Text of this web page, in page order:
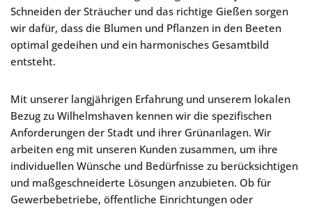
Schneiden der Sträucher und das richtige Gießen sorgen
wir dafür, dass die Blumen und Pflanzen in den Beeten
optimal gedeihen und ein harmonisches Gesamtbild
entsteht.
Mit unserer langjährigen Erfahrung und unserem lokalen
Bezug zu Wilhelmshaven kennen wir die spezifischen
Anforderungen der Stadt und ihrer Grünanlagen. Wir
arbeiten eng mit unseren Kunden zusammen, um ihre
individuellen Wünsche und Bedürfnisse zu berücksichtigen
und maßgeschneiderte Lösungen anzubieten. Ob für
Gewerbebetriebe, öffentliche Einrichtungen oder